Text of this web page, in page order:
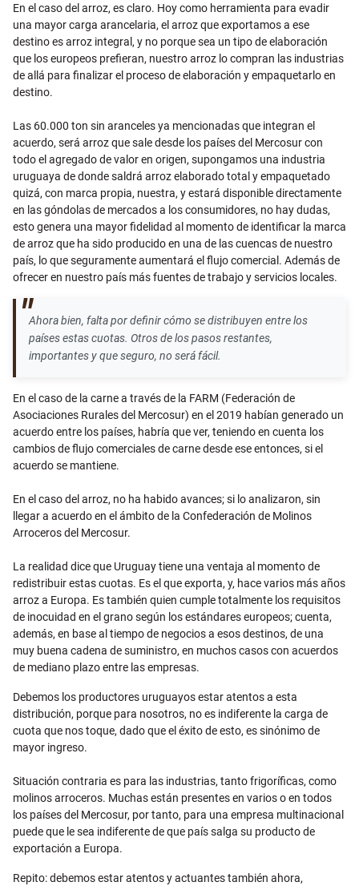
En el caso del arroz, es claro. Hoy como herramienta para evadir
una mayor carga arancelaria, el arroz que exportamos a ese
destino es arroz integral, y no porque sea un tipo de elaboración
que los europeos prefieran, nuestro arroz lo compran las industrias
de allá para finalizar el proceso de elaboración y empaquetarlo en
destino.
Las 60.000 ton sin aranceles ya mencionadas que integran el
acuerdo, será arroz que sale desde los países del Mercosur con
todo el agregado de valor en origen, supongamos una industria
uruguaya de donde saldrá arroz elaborado total y empaquetado
quizá, con marca propia, nuestra, y estará disponible directamente
en las góndolas de mercados a los consumidores, no hay dudas,
esto genera una mayor fidelidad al momento de identificar la marca
de arroz que ha sido producido en una de las cuencas de nuestro
país, lo que seguramente aumentará el flujo comercial. Además de
ofrecer en nuestro país más fuentes de trabajo y servicios locales.
Ahora bien, falta por definir cómo se distribuyen entre los
países estas cuotas. Otros de los pasos restantes,
importantes y que seguro, no será fácil.
En el caso de la carne a través de la FARM (Federación de
Asociaciones Rurales del Mercosur) en el 2019 habían generado un
acuerdo entre los países, habría que ver, teniendo en cuenta los
cambios de flujo comerciales de carne desde ese entonces, si el
acuerdo se mantiene.
En el caso del arroz, no ha habido avances; si lo analizaron, sin
llegar a acuerdo en el ámbito de la Confederación de Molinos
Arroceros del Mercosur.
La realidad dice que Uruguay tiene una ventaja al momento de
redistribuir estas cuotas. Es el que exporta, y, hace varios más años
arroz a Europa. Es también quien cumple totalmente los requisitos
de inocuidad en el grano según los estándares europeos; cuenta,
además, en base al tiempo de negocios a esos destinos, de una
muy buena cadena de suministro, en muchos casos con acuerdos
de mediano plazo entre las empresas.
Debemos los productores uruguayos estar atentos a esta
distribución, porque para nosotros, no es indiferente la carga de
cuota que nos toque, dado que el éxito de esto, es sinónimo de
mayor ingreso.
Situación contraria es para las industrias, tanto frigoríficas, como
molinos arroceros. Muchas están presentes en varios o en todos
los países del Mercosur, por tanto, para una empresa multinacional
puede que le sea indiferente de que país salga su producto de
exportación a Europa.
Repito: debemos estar atentos y actuantes también ahora,